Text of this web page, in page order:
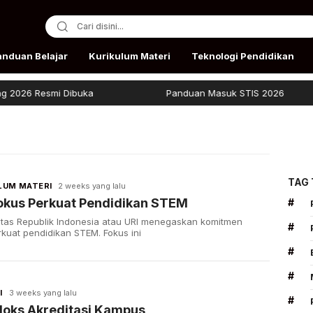
Belajar Kurikulum Materi Teknologi Pendidikan
Resmi Dibuka Panduan Masuk STIS 2026
MATERI 2 weeks yang lalu
Perkuat Pendidikan STEM
Republik Indonesia atau URI menegaskan komitmen
pendidikan STEM. Fokus ini
3 weeks yang lalu
Akreditasi Kampus
TAG
#
#
#
#
#